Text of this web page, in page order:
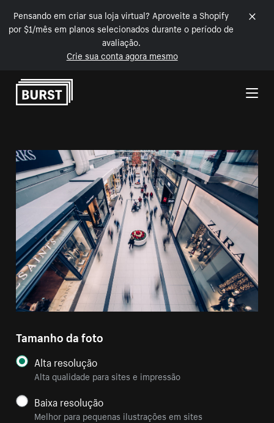
Pensando em criar sua loja virtual? Aproveite a Shopify
por $1/mês em planos selecionados durante o período de
avaliação.
Crie sua conta agora mesmo
Pular para o conteúdo
Tamanho da foto
Alta resolução
Alta qualidade para sites e impressão
Baixa resolução
Melhor para pequenas ilustrações em sites